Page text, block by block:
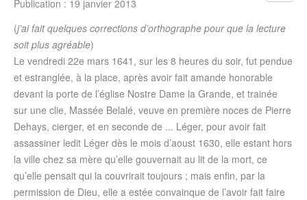
Publication : 19 janvier 2013
(j’ai fait quelques corrections d’orthographe pour que la lecture
soit plus agréable)
Le vendredi 22e mars 1641, sur les 8 heures du soir, fut pendue
et estranglée, à la place, après avoir fait amande honorable
devant la porte de l’église Nostre Dame la Grande, et trainée
sur une clie, Massée Belalé, veuve en première noces de Pierre
Dehays, cierger, et en seconde de ... Léger, pour avoir fait
assassiner ledit Léger dès le mois d’aoust 1630, elle estant hors
la ville chez sa mère qu’elle gouvernait au lit de la mort, ce
qu’elle pensait qui la couvrirait toujours ; mais enfin, par la
permission de Dieu, elle a estée convainque de l’avoir fait faire